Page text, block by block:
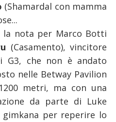
(Shamardal con mamma
la nota per Marco Botti
(Casamento), vincitore
G3, che non è andato
nelle Betway Pavilion
metri, ma con una
da parte di Luke
per reperire lo